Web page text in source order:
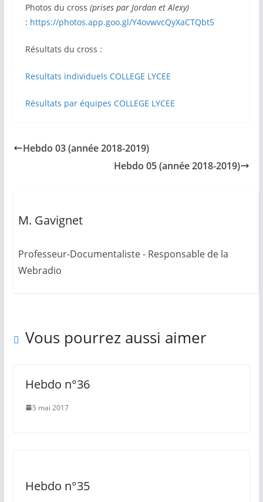
Photos du cross (prises par Jordan et Alexy)
: https://photos.app.goo.gl/Y4ovwvcQyXaCTQbt5
Résultats du cross :
Resultats individuels COLLEGE LYCEE
Résultats par équipes COLLEGE LYCEE
Hebdo 03 (année 2018-2019)
Hebdo 05 (année 2018-2019)
M. Gavignet
Professeur-Documentaliste - Responsable de la
Webradio
Vous pourrez aussi aimer
Hebdo n°36
5 mai 2017
Hebdo n°35